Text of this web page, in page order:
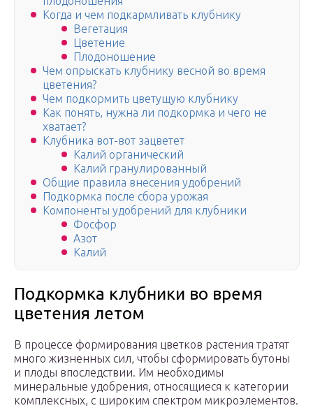
Когда и чем подкармливать клубнику
Вегетация
Цветение
Плодоношение
Чем опрыскать клубнику весной во время
цветения?
Чем подкормить цветущую клубнику
Как понять, нужна ли подкормка и чего не
хватает?
Клубника вот-вот зацветет
Калий органический
Калий гранулированный
Общие правила внесения удобрений
Подкормка после сбора урожая
Компоненты удобрений для клубники
Фосфор
Азот
Калий
Подкормка клубники во время
цветения летом
В процессе формирования цветков растения тратят
много жизненных сил, чтобы сформировать бутоны
и плоды впоследствии. Им необходимы
минеральные удобрения, относящиеся к категории
комплексных, с широким спектром микроэлементов.